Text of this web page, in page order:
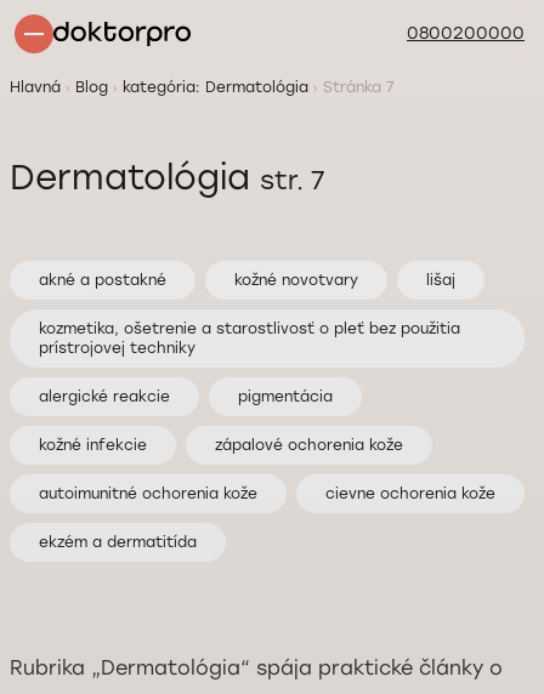
0800200000
Hlavná Blog kategória: Dermatológia Stránka 7
Dermatológia str. 7
akné a postakné kožné novotvary lišaj
kozmetika, ošetrenie a starostlivosť o pleť bez použitia
prístrojovej techniky
alergické reakcie pigmentácia
kožné infekcie zápalové ochorenia kože
autoimunitné ochorenia kože cievne ochorenia kože
ekzém a dermatitída
Rubrika „Dermatológia“ spája praktické články o